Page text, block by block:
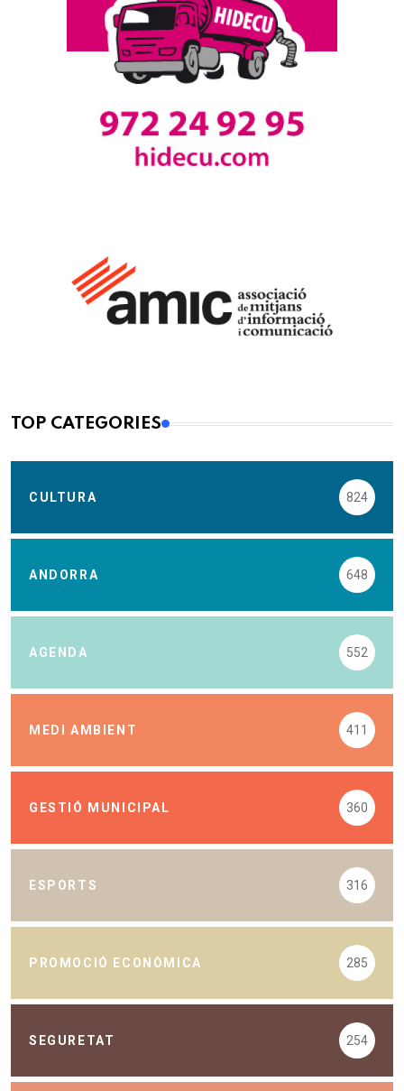
TOP CATEGORIES
CULTURA 824
ANDORRA 648
AGENDA 552
MEDI AMBIENT 411
GESTIÓ MUNICIPAL 360
ESPORTS 316
PROMOCIÓ ECONÒMICA 285
SEGURETAT 254